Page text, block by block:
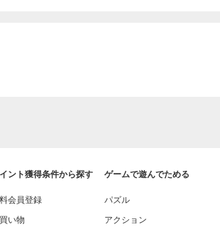
ント獲得条件から探す
会員登録
い物
ゲームで遊んでためる
パズル
アクション